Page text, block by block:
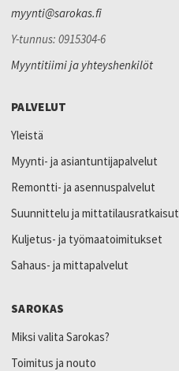
myynti@sarokas.fi
Y-tunnus: 0915304-6
Myyntitiimi ja yhteyshenkilöt
PALVELUT
Yleistä
Myynti- ja asiantuntijapalvelut
Remontti- ja asennuspalvelut
Suunnittelu ja mittatilausratkaisut
Kuljetus- ja työmaatoimitukset
Sahaus- ja mittapalvelut
SAROKAS
Miksi valita Sarokas?
Toimitus ja nouto